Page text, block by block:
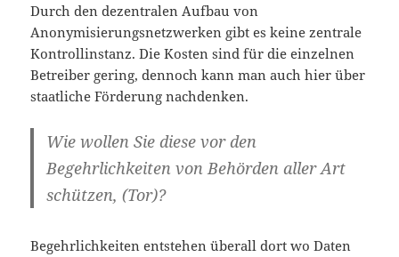
Durch den dezentralen Aufbau von
Anonymisierungsnetzwerken gibt es keine zentrale
Kontrollinstanz. Die Kosten sind für die einzelnen
Betreiber gering, dennoch kann man auch hier über
staatliche Förderung nachdenken.
Wie wollen Sie diese vor den
Begehrlichkeiten von Behörden aller Art
schützen, (Tor)?
Begehrlichkeiten entstehen überall dort wo Daten